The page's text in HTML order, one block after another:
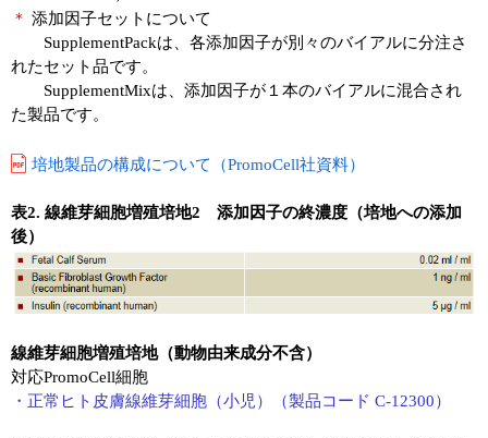
＊ 添加因子セットについて
SupplementPackは、各添加因子が別々のバイアルに分注さ
れたセット品です。
SupplementMixは、添加因子が１本のバイアルに混合され
た製品です。
培地製品の構成について（PromoCell社資料）
表2. 線維芽細胞増殖培地2 添加因子の終濃度（培地への添加
後）
線維芽細胞増殖培地（動物由来成分不含）
対応PromoCell細胞
・正常ヒト皮膚線維芽細胞（小児）（製品コード C-12300）